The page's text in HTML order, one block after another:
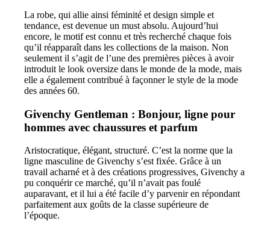
La robe, qui allie ainsi féminité et design simple et
tendance, est devenue un must absolu. Aujourd’hui
encore, le motif est connu et très recherché chaque fois
qu’il réapparaît dans les collections de la maison. Non
seulement il s’agit de l’une des premières pièces à avoir
introduit le look oversize dans le monde de la mode, mais
elle a également contribué à façonner le style de la mode
des années 60.
Givenchy Gentleman : Bonjour, ligne pour
hommes avec chaussures et parfum
Aristocratique, élégant, structuré. C’est la norme que la
ligne masculine de Givenchy s’est fixée. Grâce à un
travail acharné et à des créations progressives, Givenchy a
pu conquérir ce marché, qu’il n’avait pas foulé
auparavant, et il lui a été facile d’y parvenir en répondant
parfaitement aux goûts de la classe supérieure de
l’époque.